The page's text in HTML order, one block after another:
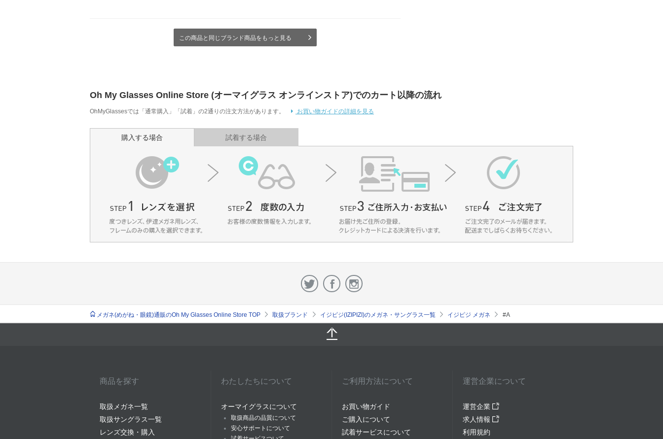
この商品と同じブランド商品をもっと見る
Oh My Glasses Online Store (オーマイグラス オンラインストア)でのカート以降の流れ
OhMyGlassesでは「通常購入」「試着」の2通りの注文方法があります。 お買い物ガイドの詳細を見る
購入する場合 試着する場合
メガネ(めがね・眼鏡)通販のOh My Glasses Online Store TOP 取扱ブランド イジピジ(IZIPIZI)のメガネ・サングラス一覧 イジピジ メガネ #A
商品を探す
取扱メガネ一覧
取扱サングラス一覧
レンズ交換・購入
わたしたちについて
オーマイグラスについて
取扱商品の品質について
安心サポートについて
ご利用方法について
お買い物ガイド
ご購入について
試着サービスについて
運営企業について
運営企業
求人情報
利用規約